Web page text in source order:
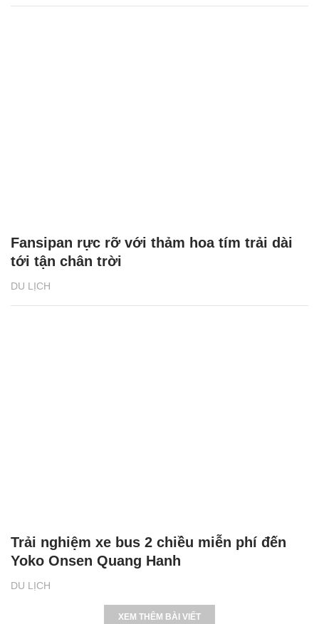
DU LỊCH
Fansipan rực rỡ với thảm hoa tím trải dài
tới tận chân trời
DU LỊCH
Trải nghiệm xe bus 2 chiều miễn phí đến
Yoko Onsen Quang Hanh
XEM THÊM BÀI VIẾT